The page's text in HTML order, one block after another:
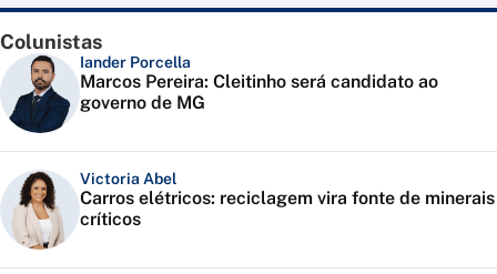
Colunistas
Iander Porcella
Marcos Pereira: Cleitinho será candidato ao
governo de MG
Victoria Abel
Carros elétricos: reciclagem vira fonte de minerais
críticos